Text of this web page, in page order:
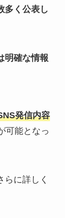
多く公表し
明確な情報
発信内容
可能となっ
らに詳しく